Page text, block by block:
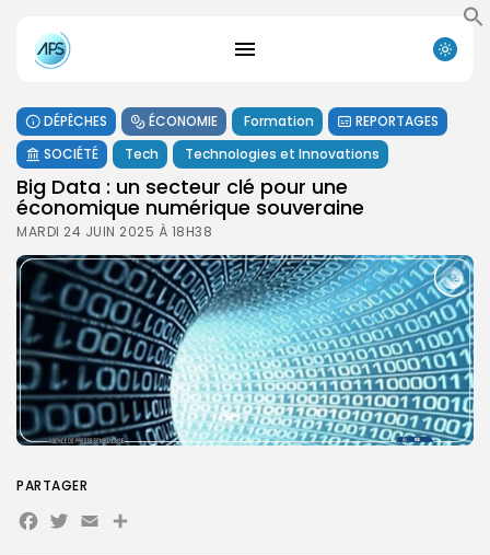
DÉPÊCHES ÉCONOMIE Formation
REPORTAGES
SOCIÉTÉ
Tech Technologies et Innovations
Big Data : un secteur clé pour une
économique numérique souveraine
MARDI 24 JUIN 2025 À 18H38
PARTAGER
Facebook
Twitter
EmailPartager